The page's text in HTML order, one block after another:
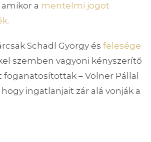
a mentelmi jogot
Schadl György és felesége
szemben vagyoni kényszerítő
– Völner Pállal
ingatlanjait zár alá vonják a